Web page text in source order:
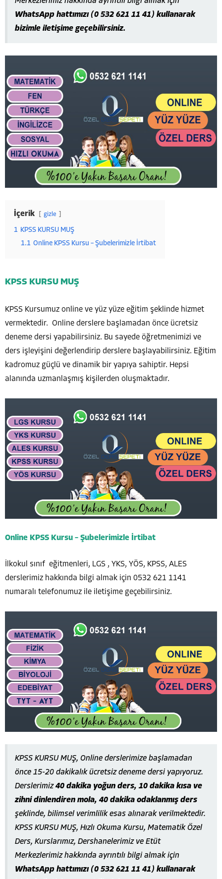
WhatsApp hattımızı (0 532 621 11 41) kullanarak
bizimle iletişime geçebilirsiniz.
İçerik gizle
1 KPSS KURSU MUŞ
1.1 Online KPSS Kursu – Şubelerimizle İrtibat
KPSS KURSU MUŞ
KPSS Kursumuz online ve yüz yüze eğitim şeklinde hizmet
vermektedir. Online derslere başlamadan önce ücretsiz
deneme dersi yapabilirsiniz. Bu sayede öğretmenimizi ve
ders işleyişini değerlendirip derslere başlayabilirsiniz. Eğitim
kadromuz güçlü ve dinamik bir yapıya sahiptir. Hepsi
alanında uzmanlaşmış kişilerden oluşmaktadır.
Online KPSS Kursu – Şubelerimizle İrtibat
İlkokul sınıf eğitmenleri, LGS , YKS, YÖS, KPSS, ALES
derslerimiz hakkında bilgi almak için 0532 621 1141
numaralı telefonumuz ile iletişime geçebilirsiniz.
KPSS KURSU MUŞ, Online derslerimize başlamadan
önce 15-20 dakikalık ücretsiz deneme dersi yapıyoruz.
Derslerimiz40 dakika yoğun ders, 10 dakika kısa ve
zihni dinlendiren mola, 40 dakika odaklanmış ders
şeklinde, bilimsel verimlilik esas alınarak verilmektedir.
KPSS KURSU MUŞ, Hızlı Okuma Kursu, Matematik Özel
Ders, Kurslarımız, Dershanelerimiz ve Etüt
Merkezlerimiz hakkında ayrıntılı bilgi almak için
WhatsApp hattımızı (0 532 621 11 41) kullanarak